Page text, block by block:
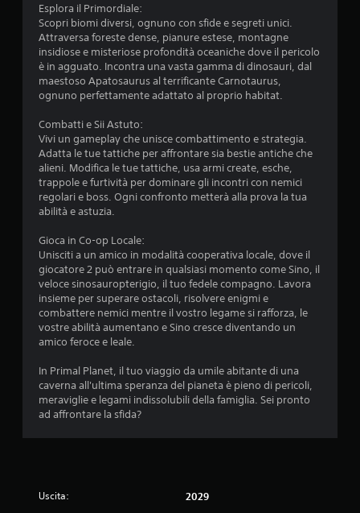
Esplora il Primordiale:
Scopri biomi diversi, ognuno con sfide e segreti unici.
Attraversa foreste dense, pianure estese, montagne
insidiose e misteriose profondità oceaniche dove il pericolo
è in agguato. Incontra una vasta gamma di dinosauri, dal
maestoso Apatosaurus al terrificante Carnotaurus,
ognuno perfettamente adattato al proprio habitat.
Combatti e Sii Astuto:
Vivi un gameplay che unisce combattimento e strategia.
Adatta le tue tattiche per affrontare sia bestie antiche che
alieni. Modifica le tue tattiche, usa armi create, esche,
trappole e furtività per dominare gli incontri con nemici
regolari e boss. Ogni confronto metterà alla prova la tua
abilità e astuzia.
Gioca in Co-op Locale:
Unisciti a un amico in modalità cooperativa locale, dove il
giocatore 2 può entrare in qualsiasi momento come Sino, il
veloce sinosauropterigio, il tuo fedele compagno. Lavora
insieme per superare ostacoli, risolvere enigmi e
combattere nemici mentre il vostro legame si rafforza, le
vostre abilità aumentano e Sino cresce diventando un
amico feroce e leale.
In Primal Planet, il tuo viaggio da umile abitante di una
caverna all'ultima speranza del pianeta è pieno di pericoli,
meraviglie e legami indissolubili della famiglia. Sei pronto
ad affrontare la sfida?
Uscita: 2029